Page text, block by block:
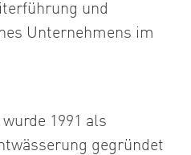
und
Unternehmens im
1991 als
gegründet